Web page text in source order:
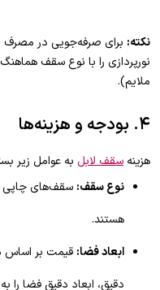
نکته:
نورپردازی را با نوع سقف هماهنگ
ملایم).
۴. بودجه و هزینه‌ها
هزینه سقف لابل به عوامل زیر
نوع سقف: سقف‌های چاپی و
هستند.
ابعاد فضا: قیمت بر اساس
دقیق، ابعاد دقیق فضا را